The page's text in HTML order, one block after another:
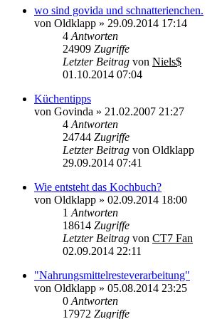
wo sind govida und schnatterienchen.
von Oldklapp » 29.09.2014 17:14
4 Antworten
24909 Zugriffe
Letzter Beitrag von Niels$
01.10.2014 07:04
Küchentipps
von Govinda » 21.02.2007 21:27
4 Antworten
24744 Zugriffe
Letzter Beitrag von Oldklapp
29.09.2014 07:41
Wie entsteht das Kochbuch?
von Oldklapp » 02.09.2014 18:00
1 Antworten
18614 Zugriffe
Letzter Beitrag von CT7 Fan
02.09.2014 22:11
"Nahrungsmittelresteverarbeitung"
von Oldklapp » 05.08.2014 23:25
0 Antworten
17972 Zugriffe